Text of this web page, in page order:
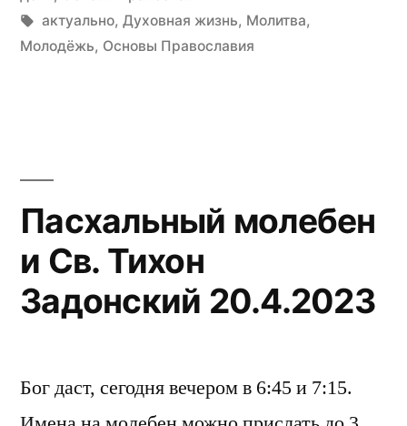
Tags:
актуально, Духовная жизнь, Молитва,
Молодёжь, Основы Православия
Пасхальный молебен
и Св. Тихон
Задонский 20.4.2023
Бог даст, сегодня вечером в 6:45 и 7:15.